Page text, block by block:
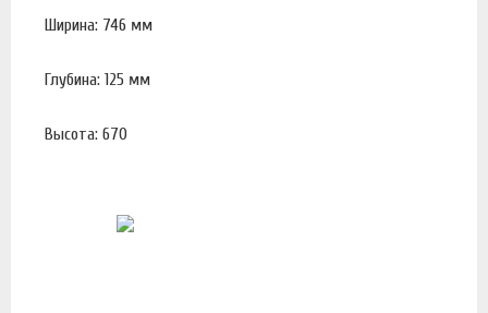
Ширина: 746 мм
Глубина: 125 мм
Высота: 670